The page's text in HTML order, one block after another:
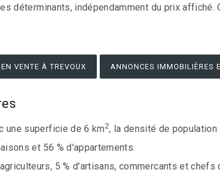
déterminants, indépendamment du prix affiché.
VENTE À TREVOUX ANNONCES IMMOBILIÈRES
une superficie de 6 km2, la densité de
et 56 % d'appartements.
5 % d'artisans, commercants et